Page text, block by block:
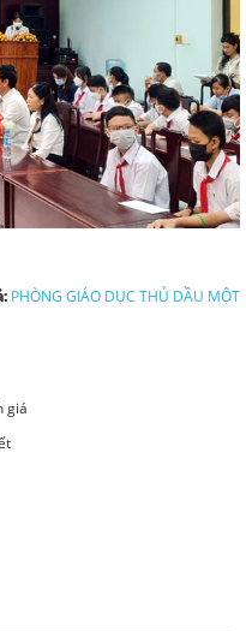
PHÒNG GIÁO DỤC THỦ DẦU MỘT
giá